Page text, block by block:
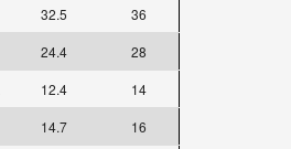
32.5
36
24.4
28
12.4
14
14.7
16